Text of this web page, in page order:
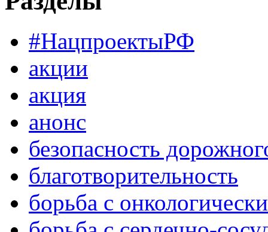
#НацпроектыРФ
акции
акция
анонс
безопасность
благотворительность
борьба с